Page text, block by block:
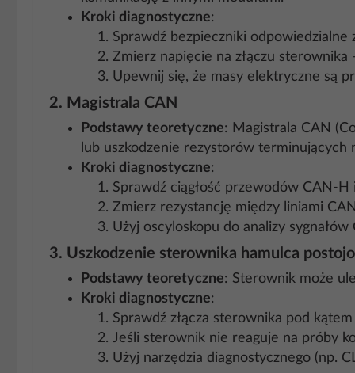
Kroki diagnostyczne:
Sprawdź bezpieczniki odpowiedzialne
Zmierz napięcie na złączu
Upewnij się, że masy elektryczne są
2. Magistrala CAN
Podstawy teoretyczne: Magistrala CAN
lub uszkodzenie rezystorów terminujących
Kroki diagnostyczne:
Sprawdź ciągłość przewodów CAN-
Zmierz rezystancję między liniami
Użyj oscyloskopu do analizy
3. Uszkodzenie sterownika hamulca
Podstawy teoretyczne: Sterownik może
Kroki diagnostyczne:
Sprawdź złącza sterownika pod
Jeśli sterownik nie reaguje na próby
Użyj narzędzia diagnostycznego (np.